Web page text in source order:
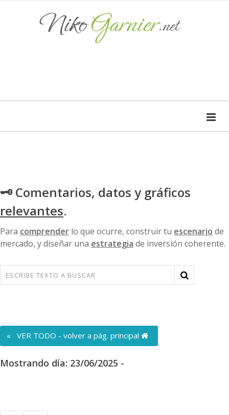
🗝 Comentarios, datos y gráficos
relevantes.
Para comprender lo que ocurre, construir tu escenario de
mercado, y diseñar una estrategia de inversión coherente.
« VER TODO - volver a pág. principal
Mostrando día: 23/06/2025 -